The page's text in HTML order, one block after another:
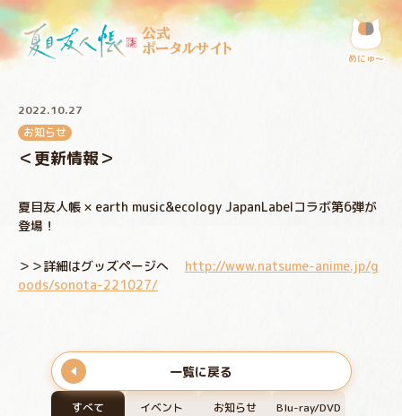
公式
ポータルサイト
めにゅ〜
すべて イベント お知らせ Blu-ray/DVD
2022.10.27
お知らせ
＜更新情報＞
夏目友人帳 × earth music&ecology JapanLabelコラボ第6弾が
登場！
＞＞詳細はグッズページへ http://www.natsume-anime.jp/g
oods/sonota-221027/
一覧に戻る